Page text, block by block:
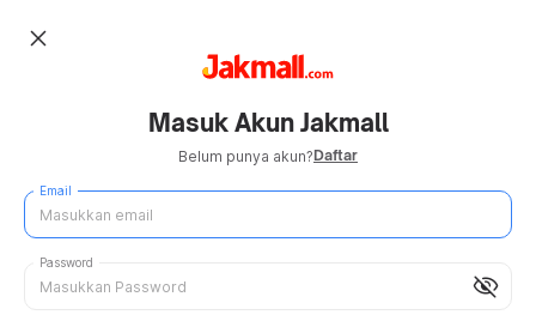
close
Masuk Akun Jakmall
Belum punya akun?Daftar
Email
visibility_off
Password